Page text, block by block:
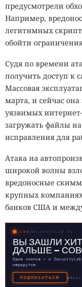
предусмотрели
Например,
легитимных
обойти
Судя по времени
получить доступ к
Массовая
марта, и сейчас
уязвимых
загружать файлы
исправления для
Атака на
широкой волны
вредоносные
крупных
банков США и
LIVE SECURITYLAB.RU
ВЫ ЗАШЛИ
ДАЛЬШЕ —
Одна кнопка — и
маршрутов.
ПОДПИСАТЬСЯ